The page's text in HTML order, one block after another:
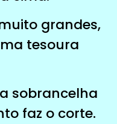
grandes,
tesoura
sobrancelha
faz o corte.